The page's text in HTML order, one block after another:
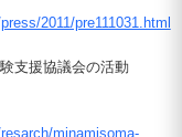
2011/pre111031.html
支援協議会の活動
minamisoma-